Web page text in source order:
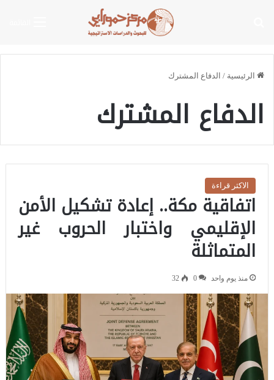
الرئيسية / الدفاع المشترك
الدفاع المشترك
الاكثر قراءة
اتفاقية مكة.. إعادة تشكيل الأمن
الإقليمي واختبار الحروب غير
المتماثلة
منذ يوم واحد 0
32